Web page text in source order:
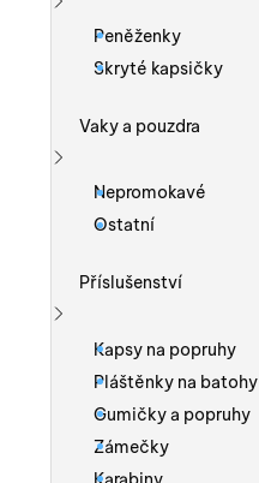
Zobrazit více
Peněženky
Skryté kapsičky
Vaky a pouzdra
Zobrazit více
Nepromokavé
Ostatní
Příslušenství
Kapsy na popruhy
Pláštěnky na batohy
Gumičky a popruhy
Zámečky